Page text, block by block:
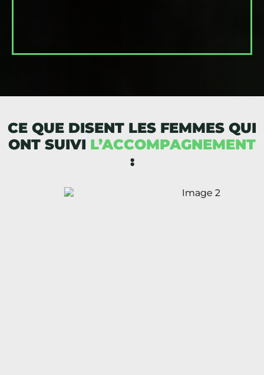
CE QUE DISENT LES FEMMES QUI
ONT SUIVI L’ACCOMPAGNEMENT
: